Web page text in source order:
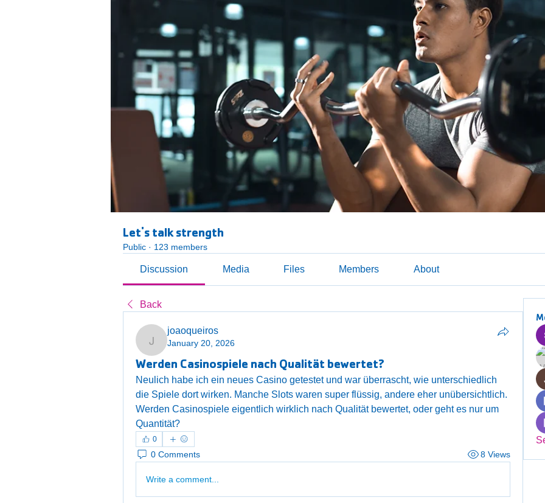
Let's talk strength
Public · 123 members
Discussion Media Files Members About
Back
joaoqueiros
joaoqueiros
January 20, 2026
Werden Casinospiele nach Qualität bewertet?
Neulich habe ich ein neues Casino getestet und war überrascht, wie unterschiedlich
die Spiele dort wirken. Manche Slots waren super flüssig, andere eher unübersichtlich.
Werden Casinospiele eigentlich wirklich nach Qualität bewertet, oder geht es nur um
Quantität?
0
0 Comments 8 Views
Write a comment...